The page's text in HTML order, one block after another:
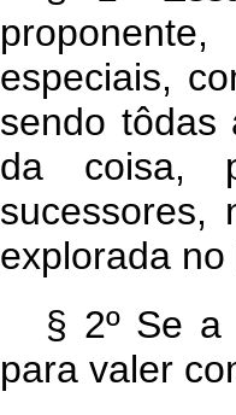
especiais,
sendo tôdas
da coisa,
sucessores,
explorada
§ 2º Se a
para valer